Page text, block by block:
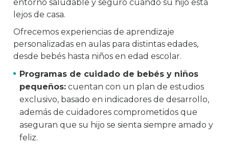
entorno saludable y seguro cuando su hijo está
lejos de casa.
Ofrecemos experiencias de aprendizaje
personalizadas en aulas para distintas edades,
desde bebés hasta niños en edad escolar.
Programas de cuidado de bebés y niños
pequeños: cuentan con un plan de estudios
exclusivo, basado en indicadores de desarrollo,
además de cuidadores comprometidos que
aseguran que su hijo se sienta siempre amado y
feliz.